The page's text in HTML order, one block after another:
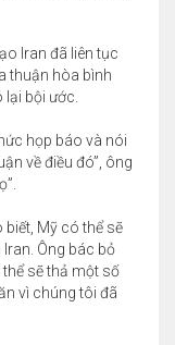
Iran đã liên tục
thuận hòa bình
bội ước.
họp báo và nói
về điều đó”, ông
Mỹ có thể sẽ
Ông bác bỏ
sẽ thả một số
vì chúng tôi đã